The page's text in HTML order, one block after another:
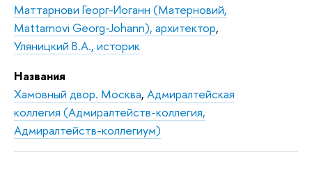
Маттарнови Георг-Иоганн (Матерновий,
Mattarnovi Georg-Johann), архитектор,
Уляницкий В.А., историк
Названия
Хамовный двор. Москва, Адмиралтейская
коллегия (Адмиралтейств-коллегия,
Адмиралтейств-коллегиум)